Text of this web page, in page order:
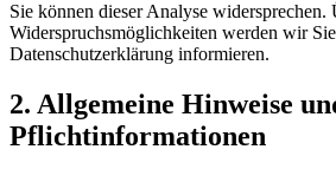
Sie können dieser Analyse widersprechen.
Widerspruchsmöglichkeiten werden wir
Datenschutzerklärung informieren.
2. Allgemeine Hinweise
Pflichtinformationen